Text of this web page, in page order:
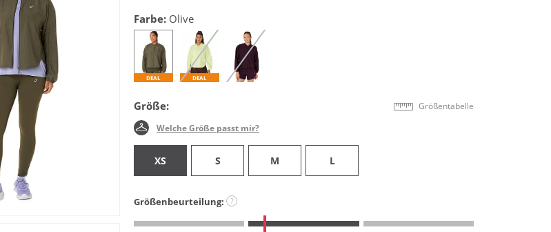
Farbe: Olive
DEAL DEAL
Größe: Größentabelle
Welche Größe passt mir?
XS S M L
Größenbeurteilung: ?